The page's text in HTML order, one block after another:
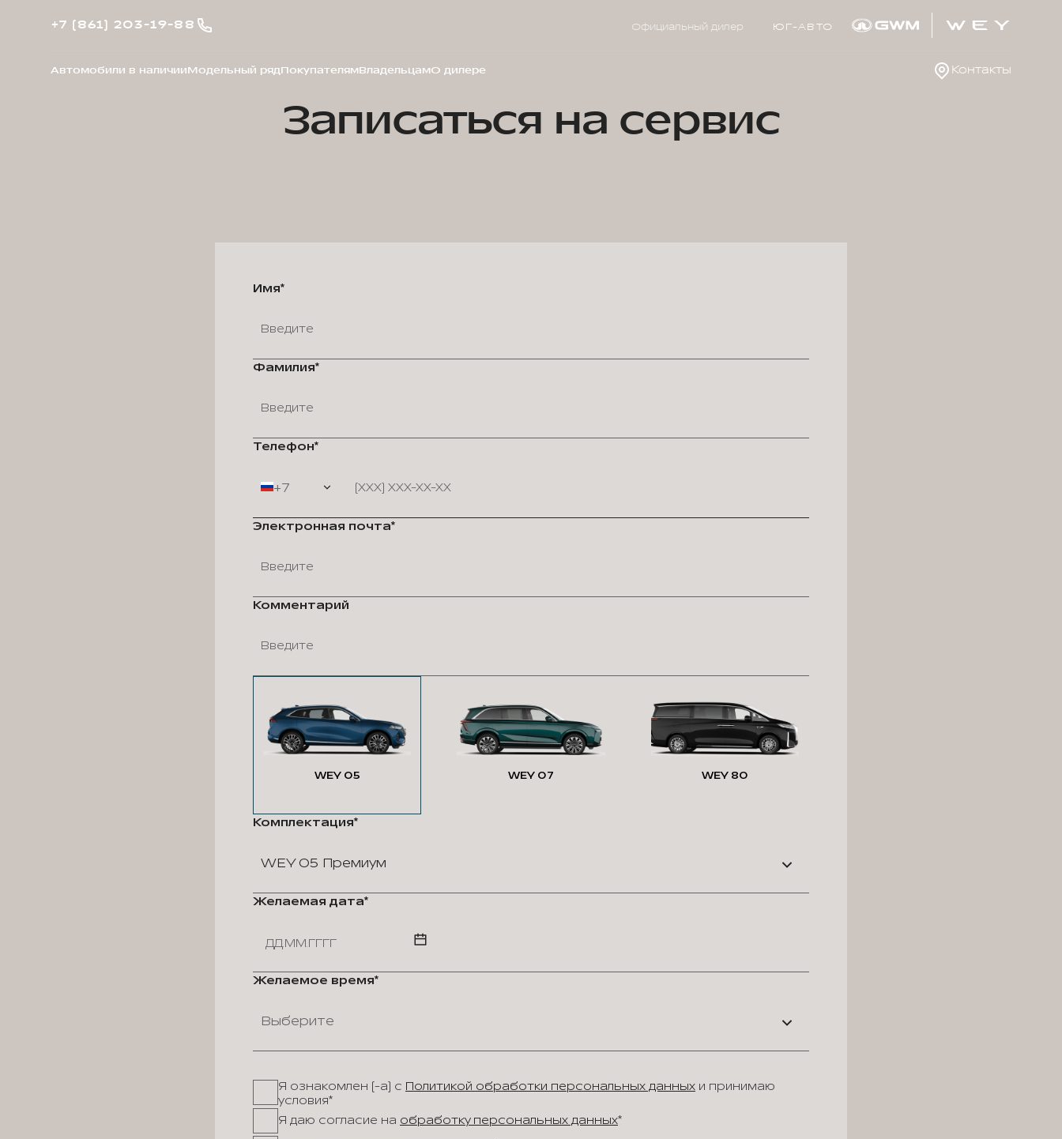
Официальный дилер ЮГ-АВТО
Контакты
+7 (861) 203-19-88
Автомобили в наличииМодельный рядПокупателямВладельцамО дилере
Записаться на сервис
Имя*
Фамилия*
Телефон*
+7
Электронная почта*
Комментарий
WEY 05 WEY 07 WEY 80
Комплектация*
WEY 05 Премиум
Желаемая дата*
Желаемое время*
Выберите
Я ознакомлен (-а) с Политикой обработки персональных данных и принимаю
условия*
Я даю согласие на обработку персональных данных*